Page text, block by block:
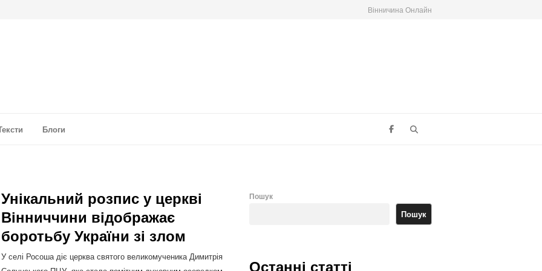
Вінничина Онлайн
Блоги
Унікальний розпис у церкві
Вінниччини відображає
боротьбу України зі злом
У селі Росоша діє церква святого великомученика Димитрія
Пошук
Пошук
Останні статті